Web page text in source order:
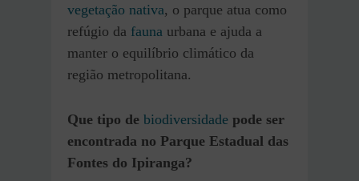
vegetação nativa, o parque atua como
refúgio da fauna urbana e ajuda a
manter o equilíbrio climático da
região metropolitana.
Que tipo de biodiversidade pode ser
encontrada no Parque Estadual das
Fontes do Ipiranga?